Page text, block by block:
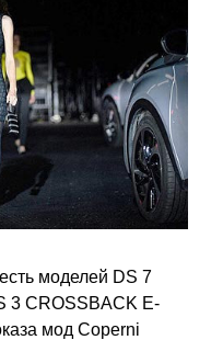
моделей DS 7
3 CROSSBACK E-
мод Coperni